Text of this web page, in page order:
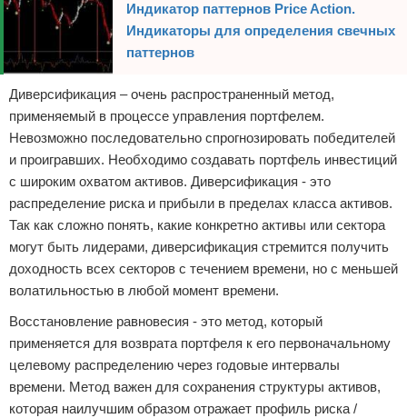
Индикатор паттернов Price Action.
Индикаторы для определения свечных
паттернов
Диверсификация – очень распространенный метод,
применяемый в процессе управления портфелем.
Невозможно последовательно спрогнозировать победителей
и проигравших. Необходимо создавать портфель инвестиций
с широким охватом активов. Диверсификация - это
распределение риска и прибыли в пределах класса активов.
Так как сложно понять, какие конкретно активы или сектора
могут быть лидерами, диверсификация стремится получить
доходность всех секторов с течением времени, но с меньшей
волатильностью в любой момент времени.
Восстановление равновесия - это метод, который
применяется для возврата портфеля к его первоначальному
целевому распределению через годовые интервалы
времени. Метод важен для сохранения структуры активов,
которая наилучшим образом отражает профиль риска /